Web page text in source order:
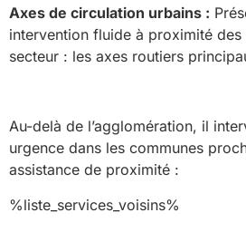
Axes de circulation urbains :
intervention fluide à proximité des
secteur : les axes routiers
Au-delà de l’agglomération, il
urgence dans les communes
assistance de proximité :
%liste_services_voisins%